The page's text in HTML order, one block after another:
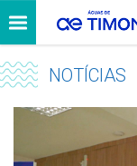
NOTÍCIAS